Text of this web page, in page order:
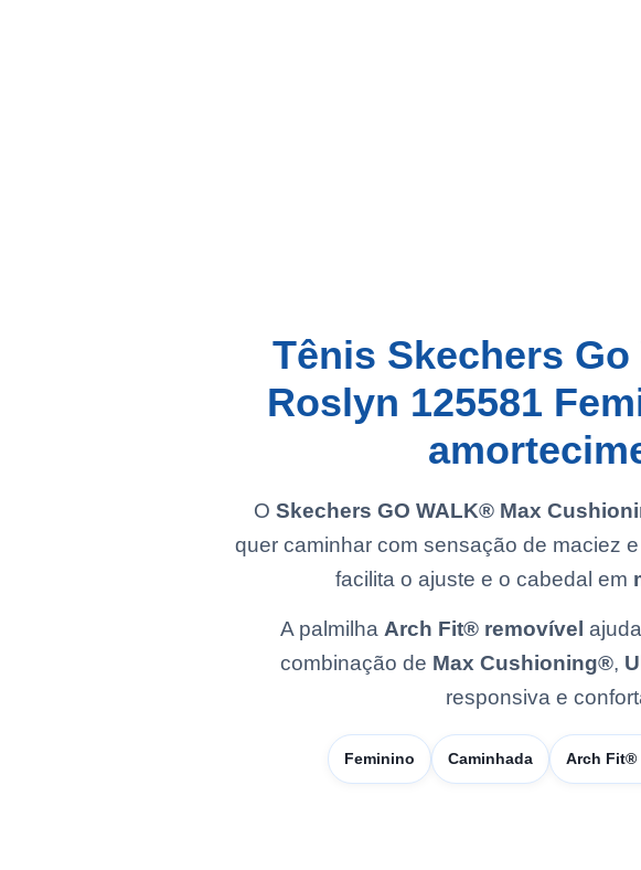
Tênis Skechers
Roslyn 125581
O Skechers GO WALK® Max
quer caminhar com sensação de maciez
facilita o ajuste e o cabedal em
A palmilha Arch Fit® removível
combinação de Max Cushioning®,
responsiva e
Feminino Caminhada Arch Fit®